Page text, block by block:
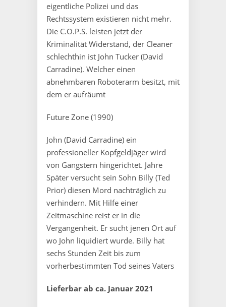
eigentliche Polizei und das
Rechtssystem existieren nicht mehr.
Die C.O.P.S. leisten jetzt der
Kriminalität Widerstand, der Cleaner
schlechthin ist John Tucker (David
Carradine). Welcher einen
abnehmbaren Roboterarm besitzt, mit
dem er aufräumt
Future Zone (1990)
John (David Carradine) ein
professioneller Kopfgeldjäger wird
von Gangstern hingerichtet. Jahre
Später versucht sein Sohn Billy (Ted
Prior) diesen Mord nachträglich zu
verhindern. Mit Hilfe einer
Zeitmaschine reist er in die
Vergangenheit. Er sucht jenen Ort auf
wo John liquidiert wurde. Billy hat
sechs Stunden Zeit bis zum
vorherbestimmten Tod seines Vaters
Lieferbar ab ca. Januar 2021